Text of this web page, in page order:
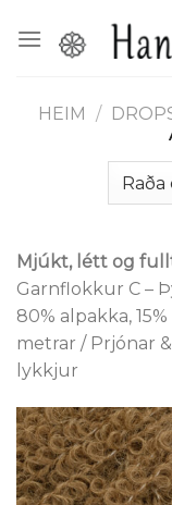
HEIM /
Mjúkt, létt og
Garnflokkur C –
80% alpakka,
metrar / Prjónar
lykkjur